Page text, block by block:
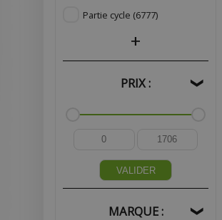
Partie cycle (6777)
+
PRIX : ❯
VALIDER
MARQUE : ❯